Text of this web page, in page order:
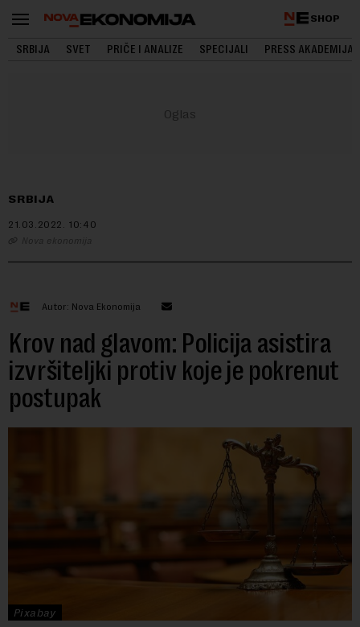
SHOP
SRBIJA SVET PRIČE I ANALIZE SPECIJALI PRESS AKADEMIJA
SRBIJA
21.03.2022. 10:40
Nova ekonomija
Autor: Nova Ekonomija
Krov nad glavom: Policija asistira
izvršiteljki protiv koje je pokrenut
postupak
Pixabay